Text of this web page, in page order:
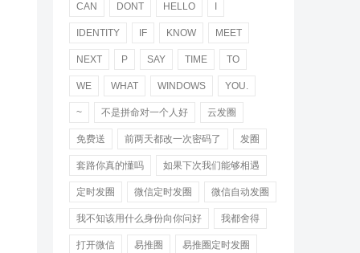
CAN DONT HELLO
IDENTITY IF KNOW MEET
NEXT P SAY TIME TO
WE WHAT WINDOWS YOU.
~ 不是拼命对一个人好 云发圈
免费送 前两天都改一次密码了 发圈
套路你真的懂吗 如果下次我们能够相遇
定时发圈 微信定时发圈 微信自动发圈
我不知该用什么身份向你问好 我都舍得
打开微信 易推圈 易推圈定时发圈